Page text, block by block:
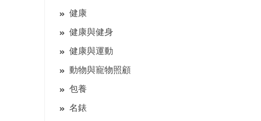
健康
健康與健身
健康與運動
動物與寵物照顧
包養
名錶